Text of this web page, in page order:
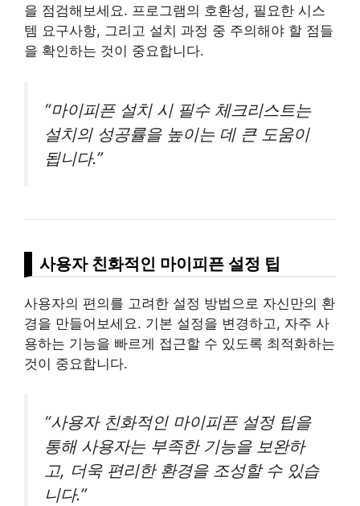
을 점검해보세요. 프로그램의 호환성, 필요한 시스
템 요구사항, 그리고 설치 과정 중 주의해야 할 점들
을 확인하는 것이 중요합니다.
“마이피픈 설치 시 필수 체크리스트는
설치의 성공률을 높이는 데 큰 도움이
됩니다.”
사용자 친화적인 마이피픈 설정 팁
사용자의 편의를 고려한 설정 방법으로 자신만의 환
경을 만들어보세요. 기본 설정을 변경하고, 자주 사
용하는 기능을 빠르게 접근할 수 있도록 최적화하는
것이 중요합니다.
“사용자 친화적인 마이피픈 설정 팁을
통해 사용자는 부족한 기능을 보완하
고, 더욱 편리한 환경을 조성할 수 있습
니다.”